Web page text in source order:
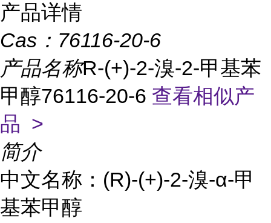
产品详情
Cas： 76116-20-6
产品名称R-(+)-2-溴-2-甲基苯
甲醇76116-20-6 查看相似产
品 >
简介
中文名称：(R)-(+)-2-溴-α-甲
基苯甲醇